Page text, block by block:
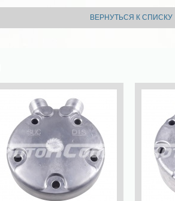
ВЕРНУТЬСЯ К СПИСКУ